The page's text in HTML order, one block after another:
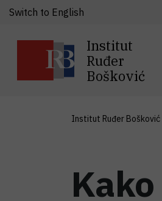
Institut
Ruđer
Bošković
Switch to English
Institut Ruđer Bošković